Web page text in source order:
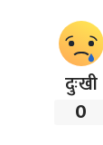
दुःखी
0